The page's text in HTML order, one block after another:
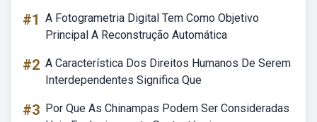
#1 A Fotogrametria Digital Tem Como Objetivo
Principal A Reconstrução Automática
#2 A Característica Dos Direitos Humanos De Serem
Interdependentes Significa Que
#3 Por Que As Chinampas Podem Ser Consideradas